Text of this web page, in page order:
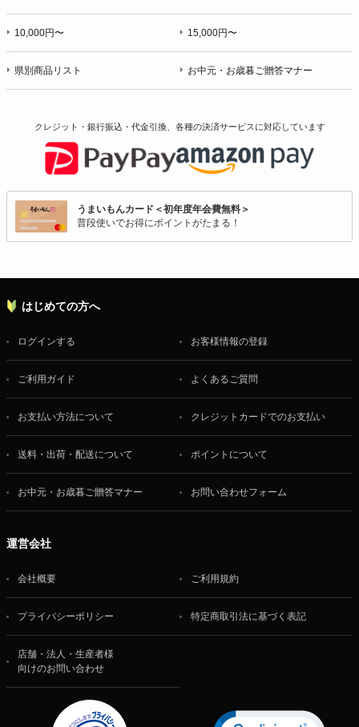
10,000円〜 15,000円〜
県別商品リスト お中元・お歳暮ご贈答マナー
クレジット・銀行振込・代金引換、各種の決済サービスに対応しています
うまいもんカード＜初年度年会費無料＞
普段使いでお得にポイントがたまる！
はじめての方へ
ログインする お客様情報の登録
ご利用ガイド よくあるご質問
お支払い方法について クレジットカードでのお支払い
送料・出荷・配送について ポイントについて
お中元・お歳暮ご贈答マナー お問い合わせフォーム
運営会社
会社概要 ご利用規約
プライバシーポリシー 特定商取引法に基づく表記
店舗・法人・生産者様
向けのお問い合わせ